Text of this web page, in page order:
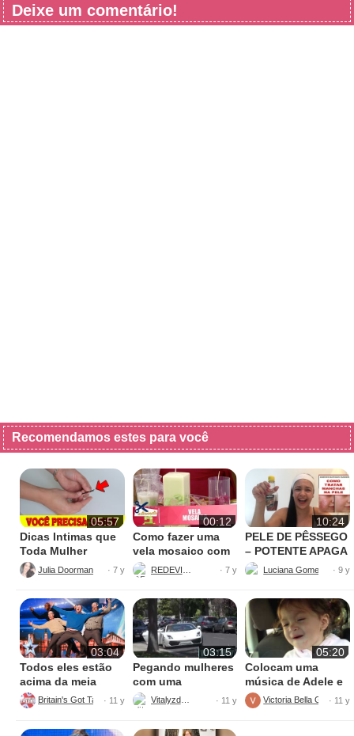
Deixe um comentário!
Recomendamos estes para você
05:57
Dicas Intimas que
Toda Mulher
Precisa Saber
Julia Doorman Cabelos de Rainha
· 7 y
00:12
Como fazer uma
vela mosaico com
materiais
reciclados
· 7 y
10:24
PELE DE PÊSSEGO
– POTENTE APAGA
MANCHAS PARA
· 9 y
03:04
Todos eles estão
acima da meia
idade, mas
deixaram todos de
Britain's Got Talent· 11 y
03:15
Pegando mulheres
com uma
Lamborghini sem
falar nenhuma
VitalyzdTv · 11 y
05:20
Colocam uma
música de Adele e
o que esta
garotinha faz é
Victoria Bella Garcia
· 11 y